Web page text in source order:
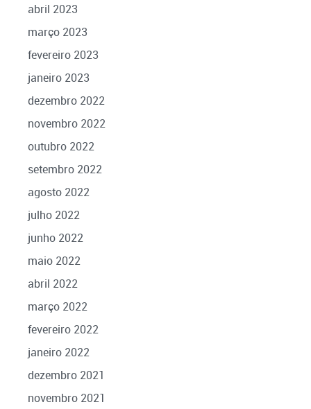
abril 2023
março 2023
fevereiro 2023
janeiro 2023
dezembro 2022
novembro 2022
outubro 2022
setembro 2022
agosto 2022
julho 2022
junho 2022
maio 2022
abril 2022
março 2022
fevereiro 2022
janeiro 2022
dezembro 2021
novembro 2021